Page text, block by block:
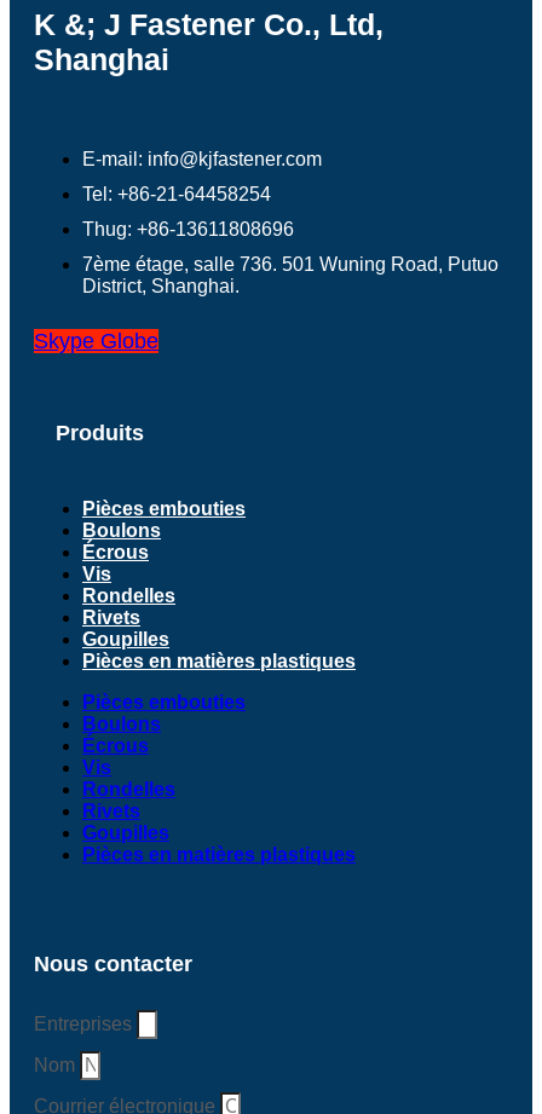
K &; J Fastener Co., Ltd,
Shanghai
E-mail: info@kjfastener.com
Tel: +86-21-64458254
Thug: +86-13611808696
7ème étage, salle 736. 501 Wuning Road, Putuo
District, Shanghai.
Skype Globe
Produits
Pièces embouties
Boulons
Écrous
Vis
Rondelles
Rivets
Goupilles
Pièces en matières plastiques
Pièces embouties
Boulons
Écrous
Vis
Rondelles
Rivets
Goupilles
Pièces en matières plastiques
Nous contacter
Entreprises
Nom
Courrier électronique